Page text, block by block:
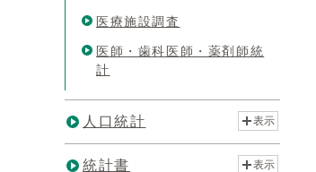
医療施設調査
医師・歯科医師・薬剤師統
計
人口統計 表示
統計書 表示